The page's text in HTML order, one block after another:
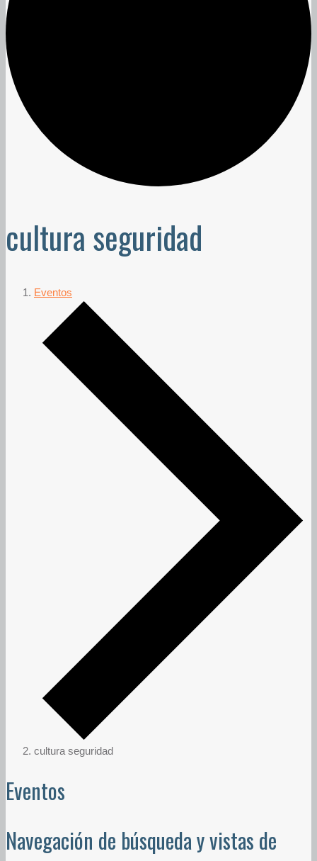
cultura seguridad
Eventos
cultura seguridad
Eventos
Navegación de búsqueda y vistas de